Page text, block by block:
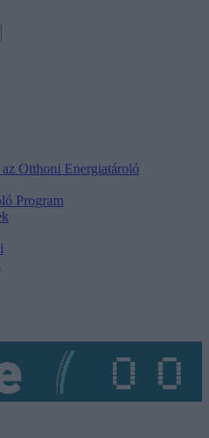
Otthoni Energiatároló
Program